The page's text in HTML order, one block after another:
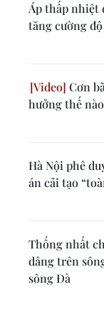
Áp thấp nhiệt
tăng cường
Cơn
hưởng thế
Hà Nội phê
án cải tạo
Thống nhất
dâng trên
sông Đà